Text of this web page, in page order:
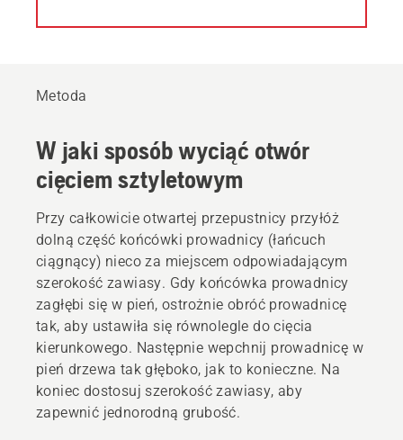
Metoda
W jaki sposób wyciąć otwór
cięciem sztyletowym
Przy całkowicie otwartej przepustnicy przyłóż
dolną część końcówki prowadnicy (łańcuch
ciągnący) nieco za miejscem odpowiadającym
szerokość zawiasy. Gdy końcówka prowadnicy
zagłębi się w pień, ostrożnie obróć prowadnicę
tak, aby ustawiła się równolegle do cięcia
kierunkowego. Następnie wepchnij prowadnicę w
pień drzewa tak głęboko, jak to konieczne. Na
koniec dostosuj szerokość zawiasy, aby
zapewnić jednorodną grubość.